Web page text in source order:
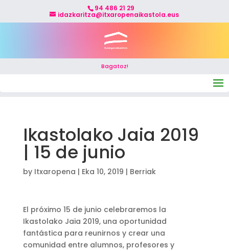
94 486 21 29
idazkaritza@itxaropenaikastola.eus
Bagatoz!
Ikastolako Jaia 2019
| 15 de junio
by Itxaropena | Eka 10, 2019 | Berriak
El próximo 15 de junio celebraremos la
Ikastolako Jaia 2019, una oportunidad
fantástica para reunirnos y crear una
comunidad entre alumnos, profesores y